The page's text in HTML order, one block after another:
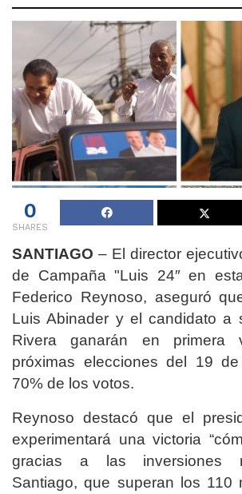
0
SHARES
SANTIAGO – El director
de Campaña "Luis 24″ en
Federico Reynoso, aseguró
Luis Abinader y el candidato a
Rivera ganarán en primera
próximas elecciones del 19
70% de los votos.
Reynoso destacó que el
experimentará una victoria
gracias a las inversiones
Santiago, que superan los 110